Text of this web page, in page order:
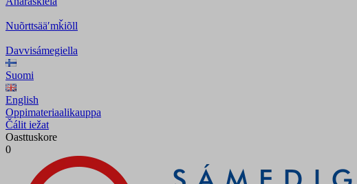
Nuõrttsääʹmǩiõll
Davvisámegiella
Suomi
English
Oppimateriaalikauppa
Čálit iežat
Oasttuskore
0